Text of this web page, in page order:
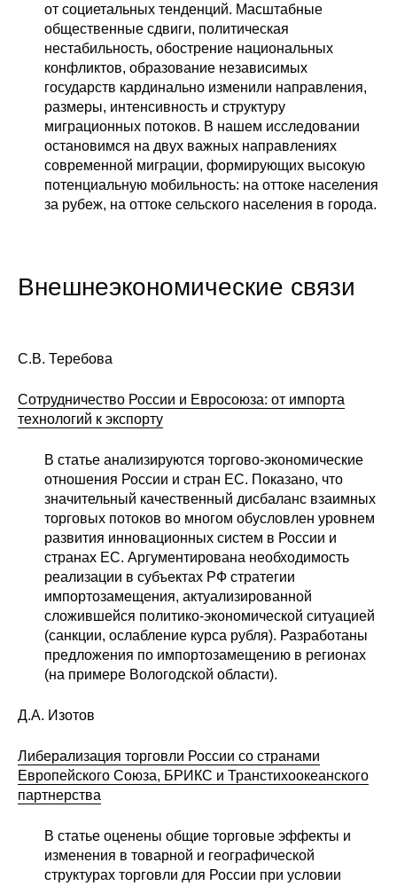
от социетальных тенденций. Масштабные
общественные сдвиги, политическая
нестабильность, обострение национальных
конфликтов, образование независимых
государств кардинально изменили направления,
размеры, интенсивность и структуру
миграционных потоков. В нашем исследовании
остановимся на двух важных направлениях
современной миграции, формирующих высокую
потенциальную мобильность: на оттоке населения
за рубеж, на оттоке сельского населения в города.
Внешнеэкономические связи
С.В. Теребова
Сотрудничество России и Евросоюза: от импорта
технологий к экспорту
В статье анализируются торгово-экономические
отношения России и стран ЕС. Показано, что
значительный качественный дисбаланс взаимных
торговых потоков во многом обусловлен уровнем
развития инновационных систем в России и
странах ЕС. Аргументирована необходимость
реализации в субъектах РФ стратегии
импортозамещения, актуализированной
сложившейся политико-экономической ситуацией
(санкции, ослабление курса рубля). Разработаны
предложения по импортозамещению в регионах
(на примере Вологодской области).
Д.А. Изотов
Либерализация торговли России со странами
Европейского Союза, БРИКС и Транстихоокеанского
партнерства
В статье оценены общие торговые эффекты и
изменения в товарной и географической
структурах торговли для России при условии